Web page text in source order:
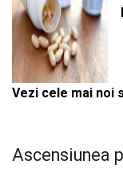
Vezi cele mai noi
Ascensiunea